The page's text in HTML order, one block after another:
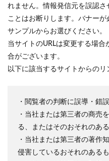
れません。情報発信元を誤認
ことはお断りします。バナー
サンプルからお選びください。
当サイトのURLは変更する場
合がございます。
以下に該当するサイトからの
・閲覧者の判断に誤導・錯
・当社または第三者の商売
る、またはそのおそれのあ
・当社または第三者の著作
侵害しているおそれのある